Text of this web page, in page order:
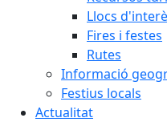
Llocs
Fires i festes
Rutes
Informació
Festius locals
Actualitat